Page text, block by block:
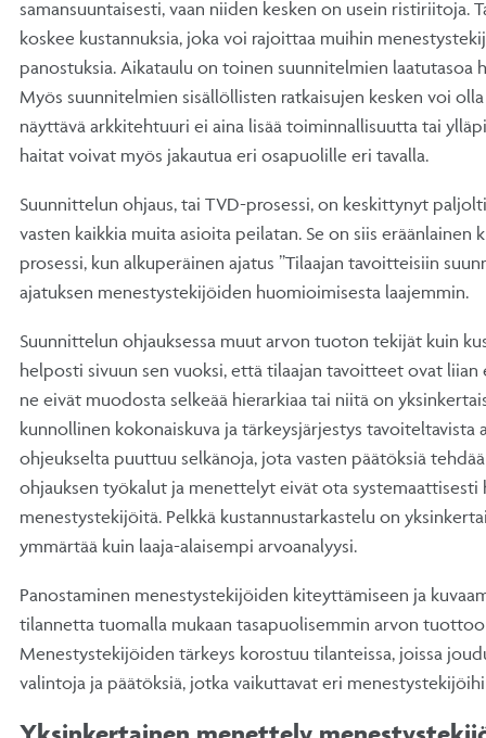
samansuuntaisesti, vaan niiden kesken on usein ristiriitoja.
koskee kustannuksia, joka voi rajoittaa muihin
panostuksia. Aikataulu on toinen suunnitelmien laatutasoa
Myös suunnitelmien sisällöllisten ratkaisujen kesken voi
näyttävä arkkitehtuuri ei aina lisää toiminnallisuutta tai
haitat voivat myös jakautua eri osapuolille eri tavalla.
Suunnittelun ohjaus, tai TVD-prosessi, on keskittynyt
vasten kaikkia muita asioita peilatan. Se on siis eräänlainen
prosessi, kun alkuperäinen ajatus ”Tilaajan tavoitteisiin
ajatuksen menestystekijöiden huomioimisesta laajemmin.
Suunnittelun ohjauksessa muut arvon tuoton tekijät kuin
helposti sivuun sen vuoksi, että tilaajan tavoitteet ovat liian
ne eivät muodosta selkeää hierarkiaa tai niitä on
kunnollinen kokonaiskuva ja tärkeysjärjestys tavoiteltavista
ohjeukselta puuttuu selkänoja, jota vasten päätöksiä
ohjauksen työkalut ja menettelyt eivät ota systemaattisesti
menestystekijöitä. Pelkkä kustannustarkastelu on
ymmärtää kuin laaja-alaisempi arvoanalyysi.
Panostaminen menestystekijöiden kiteyttämiseen ja
tilannetta tuomalla mukaan tasapuolisemmin arvon
Menestystekijöiden tärkeys korostuu tilanteissa, joissa
valintoja ja päätöksiä, jotka vaikuttavat eri